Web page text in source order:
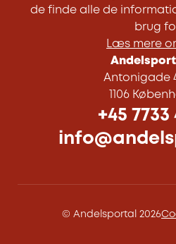
de finde alle de
brug
Læs mere
Antonigade
1106
+45
© Andelsportal 2026